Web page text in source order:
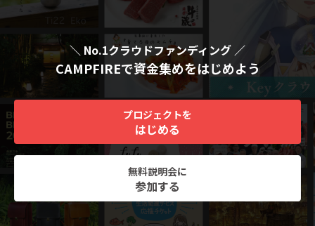
＼ No.1クラウドファンディング ／
CAMPFIREで資金集めをはじめよう
プロジェクトを
はじめる
無料説明会に
参加する